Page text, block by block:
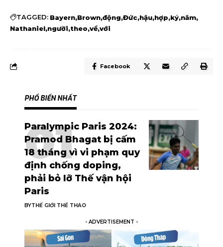
TAGGED: Bayern Brown động Đức hậu hợp ký năm
Nathaniel người theo về với
Facebook
PHỔ BIẾN NHẤT
Paralympic Paris 2024:
Pramod Bhagat bị cấm
18 tháng vì vi phạm quy
định chống doping,
phải bỏ lỡ Thế vận hội
Paris
BYTHẾ GIỚI THỂ THAO
- ADVERTISEMENT -